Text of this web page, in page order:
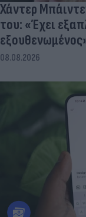
Χάντερ
του: «Έχει
08.08.2026